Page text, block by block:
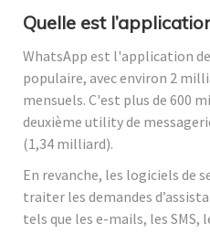
Quelle est
WhatsApp est l'application
populaire, avec environ 2
mensuels. C'est plus de 600
deuxième utility de
(1,34 milliard).
En revanche, les logiciels de
traiter les demandes
tels que les e-mails, les SMS,